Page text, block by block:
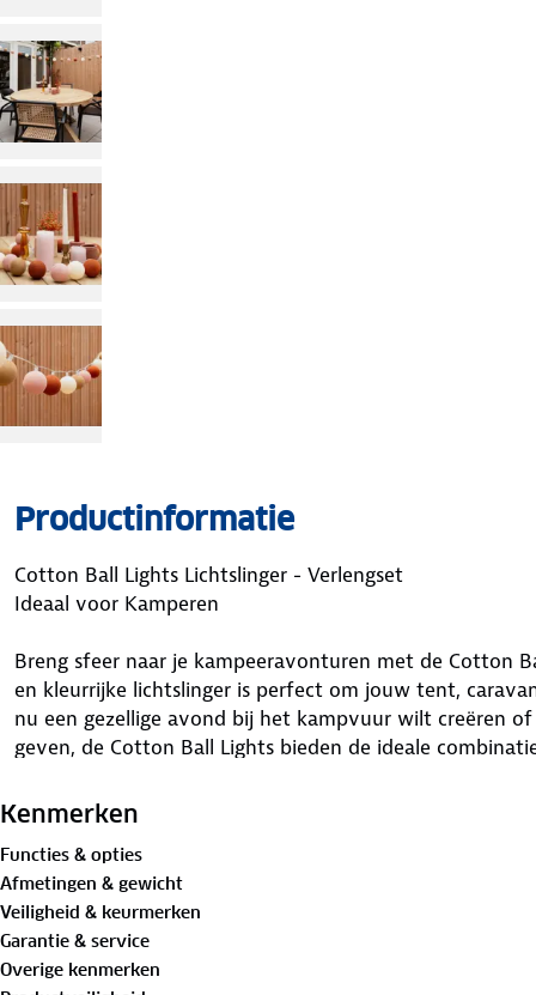
Productinformatie
Cotton Ball Lights Lichtslinger - Verlengset
Ideaal voor Kamperen
Breng sfeer naar je kampeeravonturen met de Cotton
en kleurrijke lichtslinger is perfect om jouw tent,
nu een gezellige avond bij het kampvuur wilt creëren
geven, de Cotton Ball Lights bieden de ideale
Voordelen van de Cotton Ball Lights lichtslinger:
knusse sfeer creëert.
- Eenvoudig mee te nemen: Lichtgewicht en compact,
- Duurzaam en waterbestendig: Geschikt voor zowel
- Energiezuinig: Werkt op 5 volt en kan op een
- Personalisatie: Verkrijgbaar in verschillende
Kenmerken
Functies & opties
Afmetingen & gewicht
Veiligheid & keurmerken
Garantie & service
Overige kenmerken